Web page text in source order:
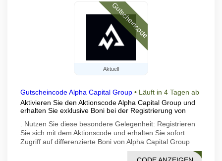
Aktuell
Gutscheincode
Gutscheincode Alpha Capital Group • Läuft in 4 Tagen ab
Aktivieren Sie den Aktionscode Alpha Capital Group und
erhalten Sie exklusive Boni bei der Registrierung von
. Nutzen Sie diese besondere Gelegenheit: Registrieren
Sie sich mit dem Aktionscode und erhalten Sie sofort
Zugriff auf differenzierte Boni von Alpha Capital Group